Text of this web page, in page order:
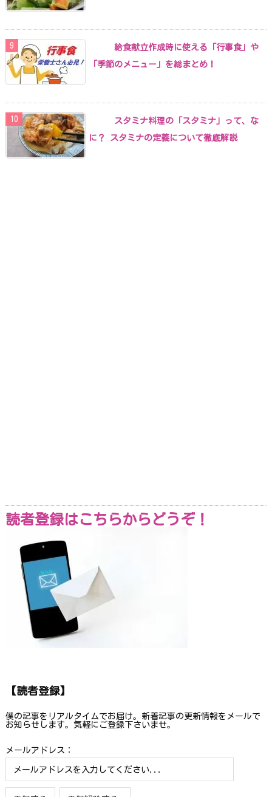
給食献立作成時に使える「行事食」や
「季節のメニュー」を総まとめ！
スタミナ料理の「スタミナ」って、な
に？ スタミナの定義について徹底解説
読者登録はこちらからどうぞ！
【読者登録】
僕の記事をリアルタイムでお届け。新着記事の更新情報をメールで
お知らせします。気軽にご登録下さいませ。
メールアドレス：